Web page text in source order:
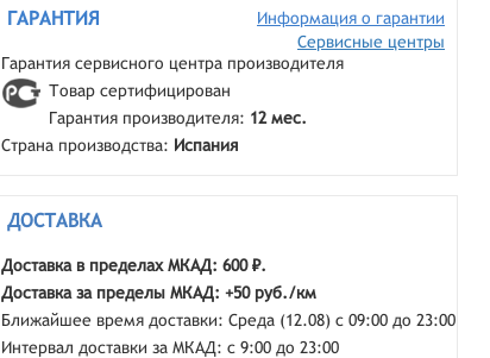
ГАРАНТИЯ
Информация о гарантии
Сервисные центры
Гарантия сервисного центра производителя
Товар сертифицирован
Гарантия производителя: 12 мес.
Страна производства: Испания
ДОСТАВКА
Доставка в пределах МКАД: 600 ₽.
Доставка за пределы МКАД: +50 руб./км
Ближайшее время доставки: Среда (12.08) с 09:00 до 23:00
Интервал доставки за МКАД: с 9:00 до 23:00